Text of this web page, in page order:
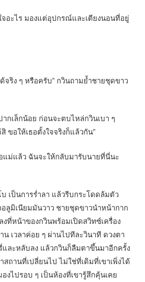
จอะไร มองแต่อุปกรณ์และเตียงนอนที่อยู่
ริง ๆ หรือครับ” กวินถามย้ำชายชุดขาว
กเล็กน้อย ก่อนจะตบไหล่กวินเบา ๆ
ขอให้เธอตั้งใจจริงก็แล้วกัน”
ม่แล้ว ฉันจะให้กลับมารับนายที่นี่นะ
เป็นการร่ำลา แล้วรีบกระโดดล้มตัว
ลูมิเนียมมันวาว ชายชุดขาวนำหน้ากาก
ที่หน้าของกวินพร้อมเปิดสวิทซ์เครื่อง
น เวลาค่อย ๆ ผ่านไปทีละวินาที ดวงตา
และหลับลง แล้วกวินก็ลืมตาขึ้นมาอีกครั้ง
สถานที่เปลี่ยนไป ไม่ใช่ที่เดิมที่เขาเพิ่งได้
งไปรอบ ๆ เป็นห้องที่เขารู้สึกคุ้นเคย